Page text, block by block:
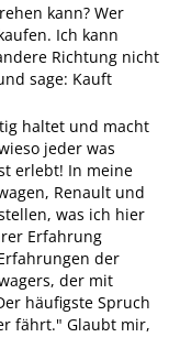
kann? Wer
Ich kann
Richtung nicht
sage: Kauft
haltet und macht
jeder was
erlebt! In meine
Renault und
was ich hier
Erfahrung
der
der mit
häufigste Spruch
fährt." Glaubt mir,